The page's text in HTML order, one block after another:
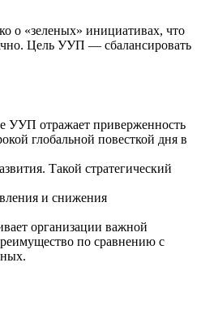
о «зеленых» инициативах, что
Цель УУП — сбалансировать
УУП отражает приверженность
глобальной повесткой дня в
Такой стратегический
и снижения
организации важной
по сравнению с